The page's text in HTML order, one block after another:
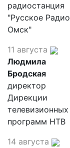
радиостанция
"Русское Радио
Омск"
11 августа
Людмила
Бродская
директор
Дирекции
телевизионных
программ НТВ
14 августа